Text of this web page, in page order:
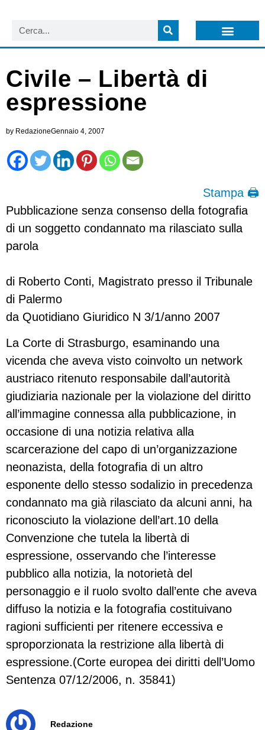
Civile – Libertà di
espressione
by RedazioneGennaio 4, 2007
Stampa 🖨
Pubblicazione senza consenso della fotografia
di un soggetto condannato ma rilasciato sulla
parola
di Roberto Conti, Magistrato presso il Tribunale
di Palermo
da Quotidiano Giuridico N 3/1/anno 2007
La Corte di Strasburgo, esaminando una
vicenda che aveva visto coinvolto un network
austriaco ritenuto responsabile dall’autorità
giudiziaria nazionale per la violazione del diritto
all’immagine connessa alla pubblicazione, in
occasione di una notizia relativa alla
scarcerazione del capo di un’organizzazione
neonazista, della fotografia di un altro
esponente dello stesso sodalizio in precedenza
condannato ma già rilasciato da alcuni anni, ha
riconosciuto la violazione dell’art.10 della
Convenzione che tutela la libertà di
espressione, osservando che l’interesse
pubblico alla notizia, la notorietà del
personaggio e il ruolo svolto dall’ente che aveva
diffuso la notizia e la fotografia costituivano
ragioni sufficienti per ritenere eccessiva e
sproporzionata la restrizione alla libertà di
espressione.(Corte europea dei diritti dell’Uomo
Sentenza 07/12/2006, n. 35841)
Redazione